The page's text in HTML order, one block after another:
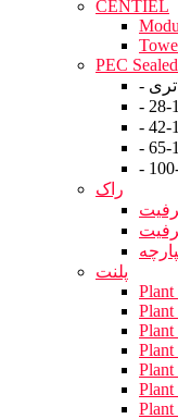
CENTIEL
PEC
راک
پلنت
Plant